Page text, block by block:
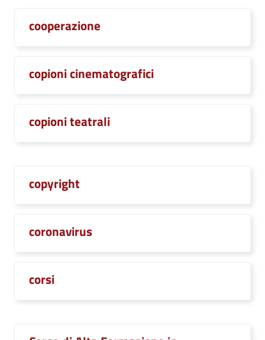
cooperazione
copioni cinematografici
copioni teatrali
copyright
coronavirus
corsi